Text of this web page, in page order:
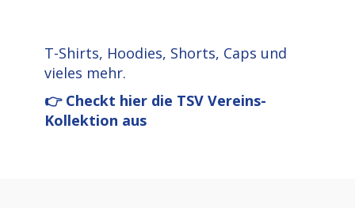
T-Shirts, Hoodies, Shorts, Caps und
vieles mehr.
👉 Checkt hier die TSV Vereins-
Kollektion aus